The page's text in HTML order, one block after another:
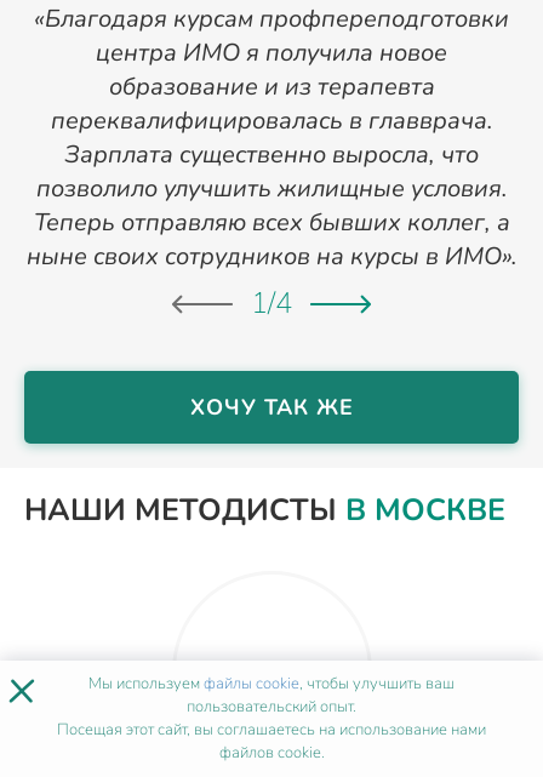
«Благодаря курсам профпереподготовки
центра ИМО я получила новое
образование и из терапевта
переквалифицировалась в главврача.
Зарплата существенно выросла, что
позволило улучшить жилищные условия.
Теперь отправляю всех бывших коллег, а
ныне своих сотрудников на курсы в ИМО».
1/4
ХОЧУ ТАК ЖЕ
НАШИ МЕТОДИСТЫ В МОСКВЕ
× Мы используемфайлы cookie, чтобы улучшить ваш
пользовательский опыт.
Посещая этот сайт, вы соглашаетесь на использование нами
файлов cookie.